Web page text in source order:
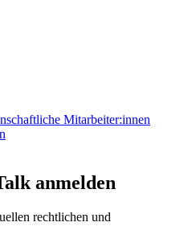
Mitarbeiter:innen
anmelden
rechtlichen und